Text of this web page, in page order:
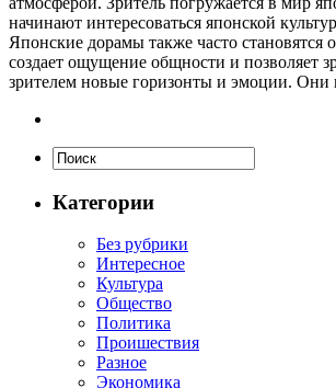
начинают интересоваться японской
Японские дорамы также часто
создает ощущение общности и позволяет
зрителем новые горизонты и эмоции. Они
Категории
Без рубрики
Интересное
Культура
Общество
Политика
Проишествия
Разное
Экономика